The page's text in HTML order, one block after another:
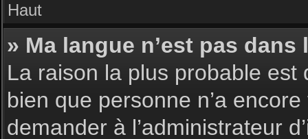
Haut
» Ma langue n’est pas dans
La raison la plus probable est
bien que personne n’a
demander à l’administrateur